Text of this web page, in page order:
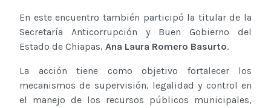
En este encuentro también participó la titular de la
Secretaría Anticorrupción y Buen Gobierno del
Estado de Chiapas, Ana Laura Romero Basurto.
La acción tiene como objetivo fortalecer los
mecanismos de supervisión, legalidad y control en
el manejo de los recursos públicos municipales,